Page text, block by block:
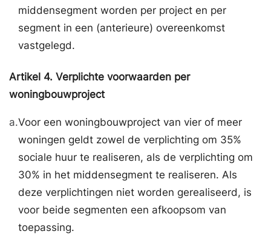
middensegment worden per project en per
segment in een (anterieure) overeenkomst
vastgelegd.
Artikel 4. Verplichte voorwaarden per
woningbouwproject
a.Voor een woningbouwproject van vier of meer
woningen geldt zowel de verplichting om 35%
sociale huur te realiseren, als de verplichting om
30% in het middensegment te realiseren. Als
deze verplichtingen niet worden gerealiseerd, is
voor beide segmenten een afkoopsom van
toepassing.